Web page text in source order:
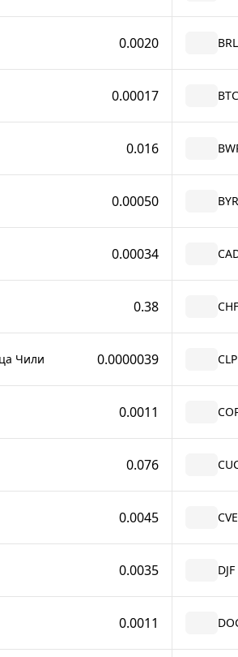
0.0020
0.00017
0.016
0.00050
0.00034
0.38
Чили 0.0000039
0.0011
0.076
0.0045
0.0035
0.0011